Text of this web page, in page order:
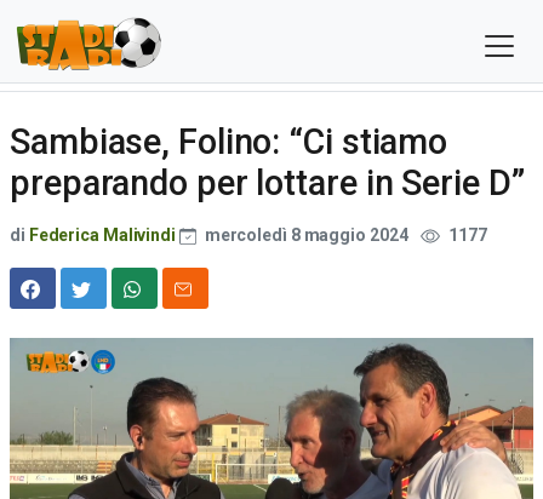
Sambiase, Folino: “Ci stiamo
preparando per lottare in Serie D”
di Federica Malivindi mercoledì 8 maggio 2024 1177